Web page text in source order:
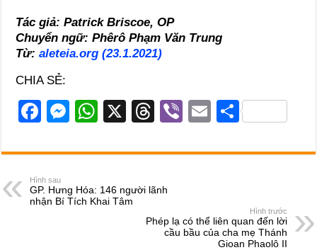
Tác giả: Patrick Briscoe, OP
Chuyển ngữ: Phêrô Phạm Văn Trung
Từ:aleteia.org (23.1.2021)
CHIA SẺ:
F
c
e
b
M
ss
n
W
at
A
X
T
e
d
s
Vi
er
E
ail
S
ar
Hình sau
GP. Hưng Hóa: 146 người lãnh
nhận Bí Tích Khai Tâm
Hình trước
Phép lạ có thể liên quan đến lời
cầu bầu của cha mẹ Thánh
Gioan Phaolô II